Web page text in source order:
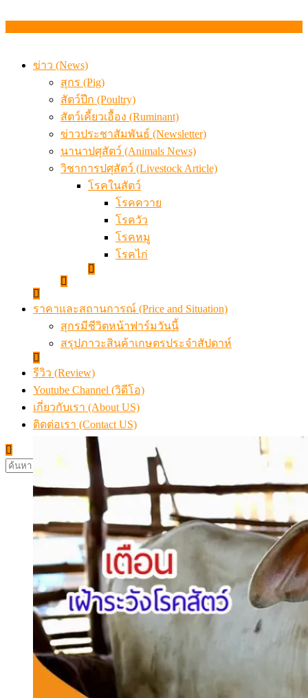
ข่าว (News)
สุกร (Pig)
สัตว์ปีก (Poultry)
สัตว์เคี้ยวเอื้อง (Ruminant)
ข่าวประชาสัมพันธ์ (Newsletter)
นานาปศุสัตว์ (Animals News)
วิชาการปศุสัตว์ (Livestock Article)
โรคในสัตว์
โรคควาย
โรควัว
โรคหมู
โรคไก่
ราคาและสถานการณ์ (Price and Situation)
สุกรมีชีวิตหน้าฟาร์มวันนี้
สรุปภาวะสินค้าเกษตรประจำสัปดาห์
รีวิว (Review)
Youtube Channel (วิดีโอ)
เกี่ยวกับเรา (About US)
ติดต่อเรา (Contact US)
ค้นหา